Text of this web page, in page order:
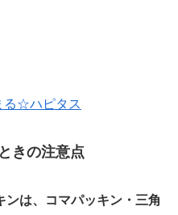
る☆ハピタス
きの注意点
ンは、コマパッキン・三角